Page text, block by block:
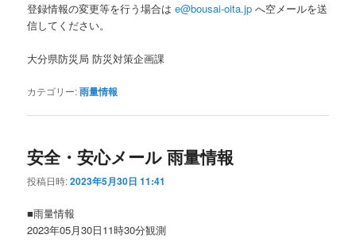
登録情報の変更等を行う場合はe@bousai-oita.jp へ空メールを送
信してください。
大分県防災局 防災対策企画課
カテゴリー:雨量情報
安全・安心メール 雨量情報
投稿日時:2023年5月30日 11:41
■雨量情報
2023年05月30日11時30分観測